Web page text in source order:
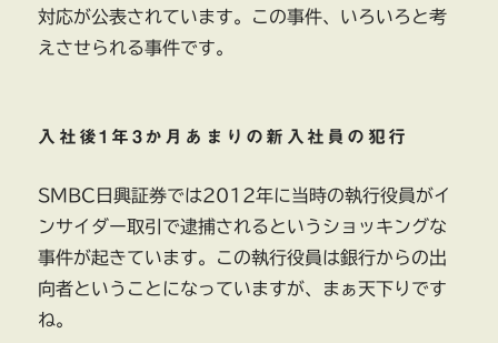
対応が公表されています。この事件、いろいろと考
えさせられる事件です。
入社後1年3か月あまりの新入社員の犯行
SMBC日興証券では2012年に当時の執行役員がイ
ンサイダー取引で逮捕されるというショッキングな
事件が起きています。この執行役員は銀行からの出
向者ということになっていますが、まぁ天下りです
ね。